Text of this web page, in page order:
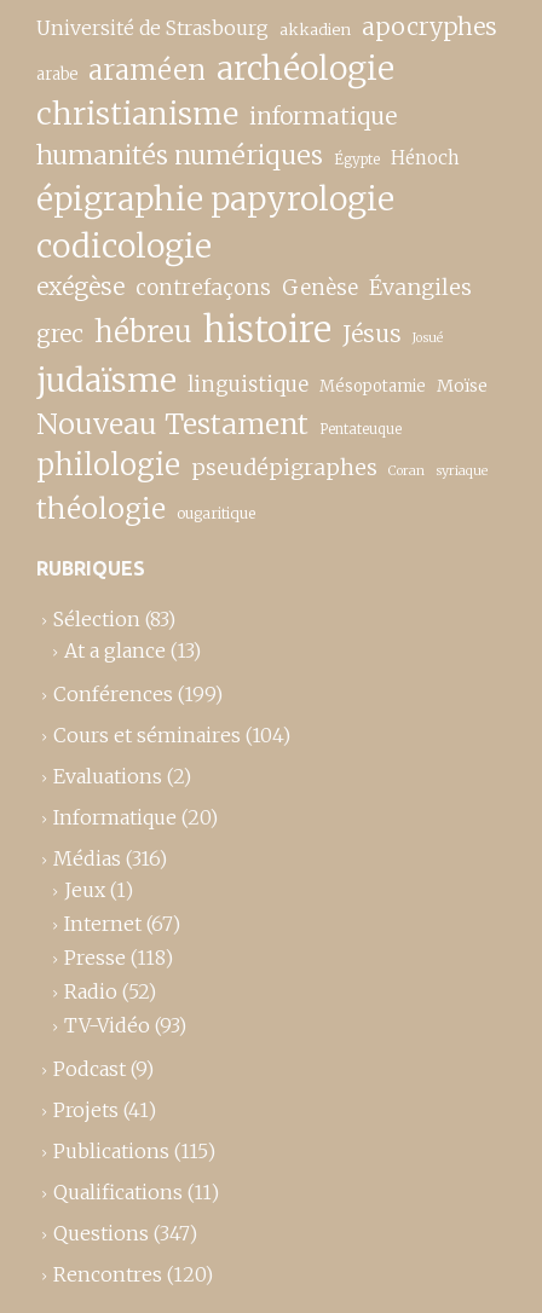
Université de Strasbourg akkadien apocryphes
arabe araméen archéologie
christianisme informatique
humanités numériques Égypte Hénoch
épigraphie papyrologie
codicologie
exégèse contrefaçons Genèse Évangiles
grec hébreu histoire Jésus Josué
judaïsme linguistique Mésopotamie Moïse
Nouveau Testament Pentateuque
philologie pseudépigraphes Coran syriaque
théologie ougaritique
RUBRIQUES
Sélection (83)
At a glance (13)
Conférences (199)
Cours et séminaires (104)
Evaluations (2)
Informatique (20)
Médias (316)
Jeux (1)
Internet (67)
Presse (118)
Radio (52)
TV-Vidéo (93)
Podcast (9)
Projets (41)
Publications (115)
Qualifications (11)
Questions (347)
Rencontres (120)